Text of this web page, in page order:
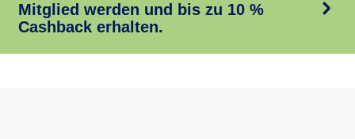
Mitglied werden und bis zu 10 %
Cashback erhalten.